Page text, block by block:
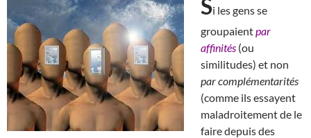
Si les gens se
groupaientpar
affinités (ou
similitudes) et non
par complémentarités
(comme ils essayent
maladroitement de le
faire depuis des